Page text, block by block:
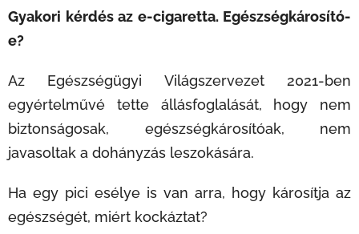
Gyakori kérdés az e-cigaretta. Egészségkárosító-
e?
Az Egészségügyi Világszervezet 2021-ben
egyértelművé tette állásfoglalását, hogy nem
biztonságosak, egészségkárosítóak, nem
javasoltak a dohányzás leszokására.
Ha egy pici esélye is van arra, hogy károsítja az
egészségét, miért kockáztat?